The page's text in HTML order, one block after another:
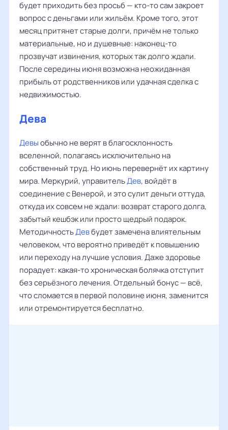
будет приходить без просьб — кто-то сам закроет
вопрос с деньгами или жильём. Кроме того, этот
месяц притянет старые долги, причём не только
материальные, но и душевные: наконец-то
прозвучат извинения, которых так долго ждали.
После середины июня возможна неожиданная
прибыль от родственников или удачная сделка с
недвижимостью.
Дева
Девыобычно не верят в благосклонность
вселенной, полагаясь исключительно на
собственный труд. Но июнь перевернёт их картину
мира. Меркурий, управительДев, войдёт в
соединение с Венерой, и это сулит деньги оттуда,
откуда их совсем не ждали: возврат старого долга,
забытый кешбэк или просто щедрый подарок.
МетодичностьДевбудет замечена влиятельным
человеком, что вероятно приведёт к повышению
или переходу на лучшие условия. Даже здоровье
порадует: какая-то хроническая болячка отступит
без серьёзного лечения. Отдельный бонус — всё,
что сломается в первой половине июня, заменится
или отремонтируется бесплатно.